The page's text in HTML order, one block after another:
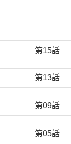
第15話
第13話
第09話
第05話